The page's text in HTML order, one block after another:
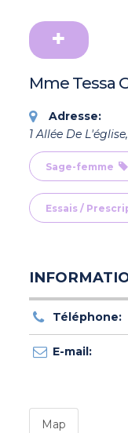
Mme Tessa
Adresse:
1 Allée De
Sage-femme
Essais /
Téléphone:
E-mail:
Map